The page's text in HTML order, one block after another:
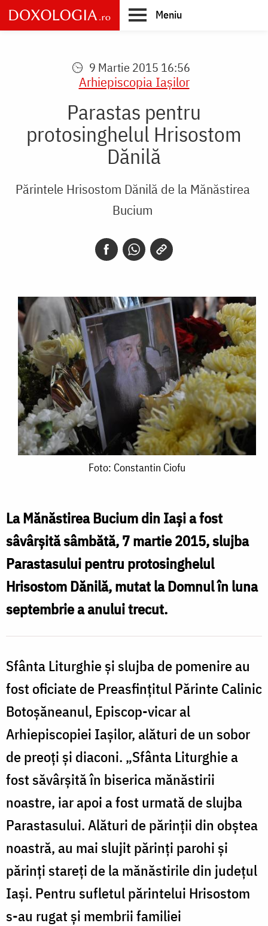
Skip
to
main
Meniu
9 Martie 2015 16:56
Arhiepiscopia Iaşilor
Parastas pentru
protosinghelul Hrisostom
Dănilă
Părintele Hrisostom Dănilă de la Mănăstirea
Bucium
Ciofu
Foto: Constantin Ciofu
La Mănăstirea Bucium din Iaşi a fost
sâvârşită sâmbătă, 7 martie 2015, slujba
Parastasului pentru protosinghelul
Hrisostom Dănilă, mutat la Domnul în luna
septembrie a anului trecut.
Sfânta Liturghie şi slujba de pomenire au
fost oficiate de Preasfinţitul Părinte Calinic
Botoşăneanul, Episcop-vicar al
Arhiepiscopiei Iaşilor, alături de un sobor
de preoţi şi diaconi. „Sfânta Liturghie a
fost săvârşită în biserica mănăstirii
noastre, iar apoi a fost urmată de slujba
Parastasului. Alături de părinţii din obştea
noastră, au mai slujit părinţi parohi şi
părinţi stareţi de la mănăstirile din judeţul
Iaşi. Pentru sufletul părintelui Hrisostom
s-au rugat şi membrii familiei